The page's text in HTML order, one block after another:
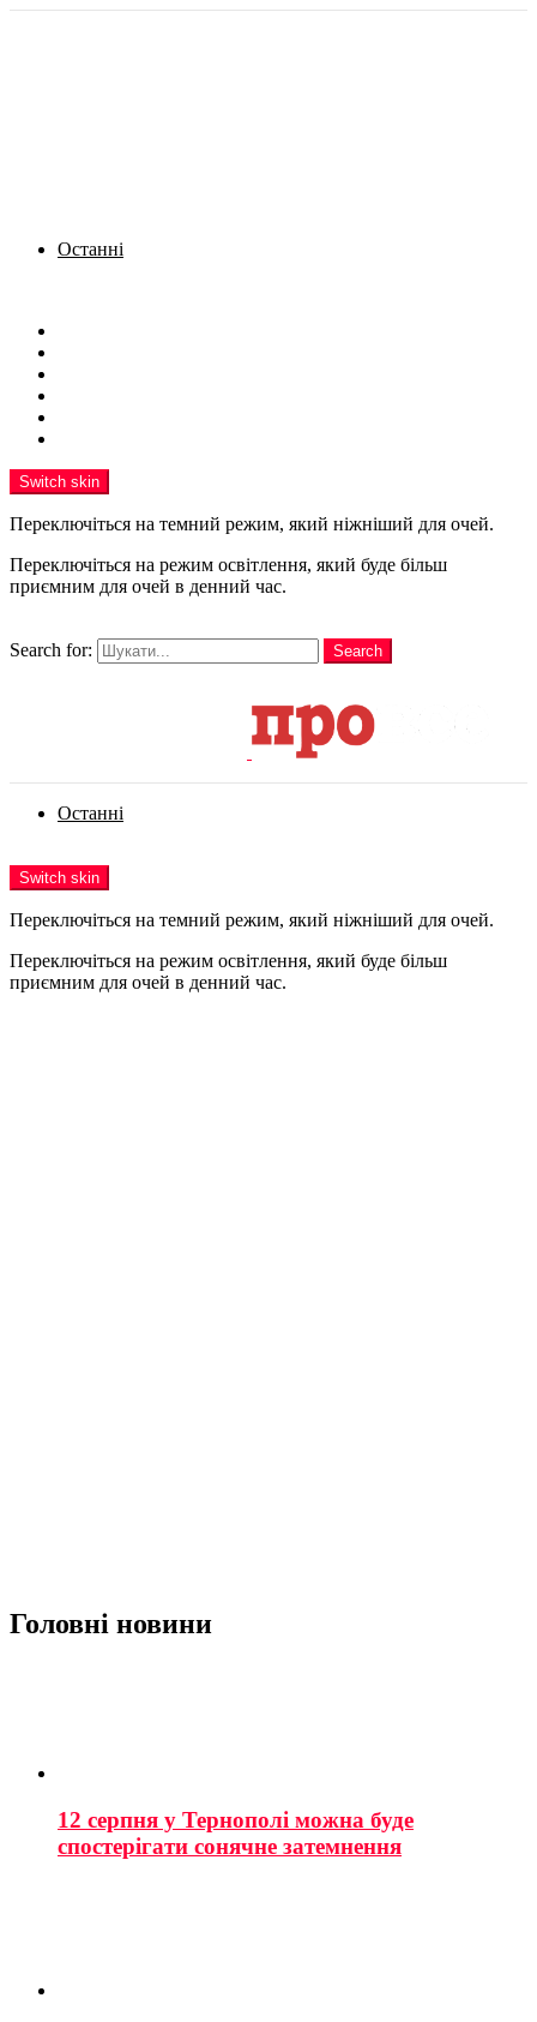
Останні
Switch skin
Переключіться на темний режим, який ніжніший для очей.
Переключіться на режим освітлення, який буде більш
приємним для очей в денний час.
Search for:
Search
Останні
Switch skin
Переключіться на темний режим, який ніжніший для очей.
Переключіться на режим освітлення, який буде більш
приємним для очей в денний час.
Головні новини
12 серпня у Тернополі можна буде
спостерігати сонячне затемнення